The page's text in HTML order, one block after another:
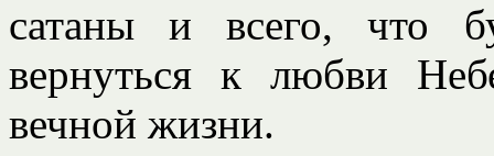
сатаны и всего, что
вернуться к любви
вечной жизни.